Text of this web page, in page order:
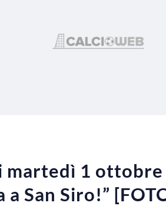
martedì 1
a San Siro!”